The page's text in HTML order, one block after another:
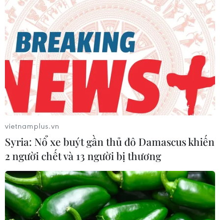
cao triển vọng hợp tác cơ giới hóa
nông nghiệp với Việt Nam
06/08/2026 04:14
Thống đốc Fed khuyến nghị tăng lãi
suất nếu lạm phát không sớm hạ
nhiệt
06/08/2026 03:46
Sản lượng vàng của Trung Quốc
giảm trong nửa đầu năm 2026
06/08/2026 03:41
Kim ngạch xuất khẩu vượt mốc 100
tỷ USD, Hàn Quốc lập kỷ lục thặng
vietnamplus.vn
Syria: Nổ xe buýt gần thủ đô Damascus khiến
2 người chết và 13 người bị thương